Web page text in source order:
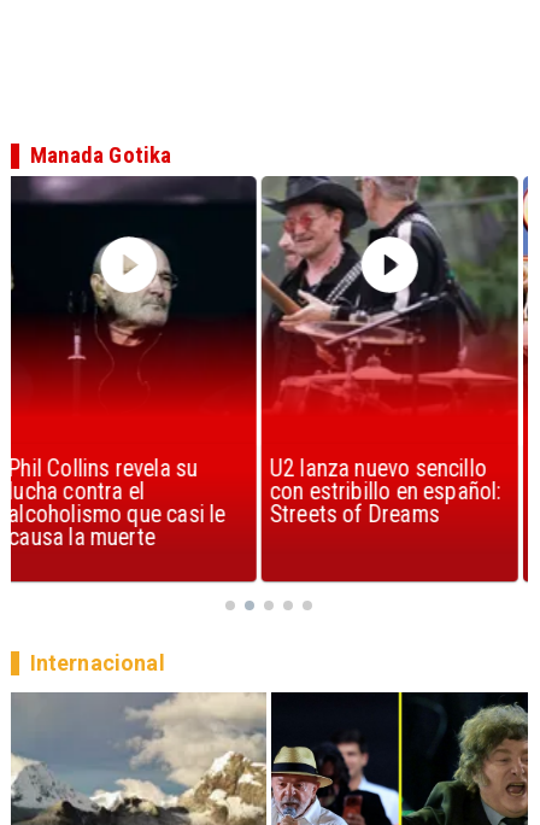
U2 lanza nuevo sencillo
con estribillo en español:
Streets of Dreams
“Africa” de Toto es
considerada la mejor
canción, según la ciencia
Manada Gotika
Internacional